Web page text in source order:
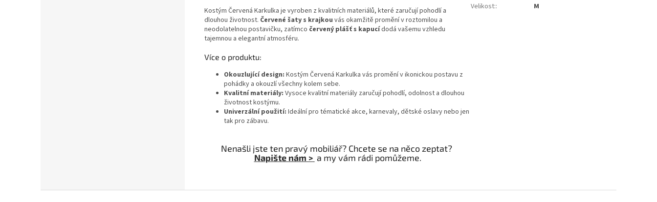
Kostým Červená Karkulka je vyroben z kvalitních materiálů, které zaručují pohodlí a
dlouhou životnost. Červené šaty s krajkou vás okamžitě promění v roztomilou a
neodolatelnou postavičku, zatímco červený plášť s kapucídodá vašemu vzhledu
tajemnou a elegantní atmosféru.
Více o produktu:
Okouzlující design: Kostým Červená Karkulka vás promění v ikonickou postavu z
pohádky a okouzlí všechny kolem sebe.
Kvalitní materiály: Vysoce kvalitní materiály zaručují pohodlí, odolnost a dlouhou
životnost kostýmu.
Univerzální použití: Ideální pro tématické akce, karnevaly, dětské oslavy nebo jen
tak pro zábavu.
Nenašli jste ten pravý mobiliář? Chcete se na něco zeptat?
Napište nám > a my vám rádi pomůžeme.
Velikost:: M